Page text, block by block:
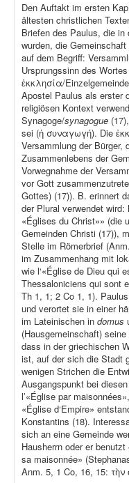
Den Auftakt im ersten
ältesten christlichen
Briefen des Paulus, die
wurden, die
auf dem Begriff:
Ursprungssinn des Wortes
ἐκκλησία/
Apostel Paulus als erster
religiösen Kontext
Synagoge/synagogue
sei (ἡ συναγωγή). Die
Versammlung der
Zusammenlebens der
Vorwegnahme der
vor Gott
Gottes) (17)). B. erinnert
der Plural verwendet wird:
«Églises du Christ»» (die
Gemeinden Christi (17)),
Stelle im Römerbrief
im Zusammenhang mit
wie l‘«Église de Dieu qui
Thessaloniciens qui sont
Th 1, 1; 2 Co 1, 1).
und verortet sie in einer
im Lateinischen in domus
(Hausgemeinschaft)
dass in der griechischen
ist, auf der sich die Stadt
wenigen Strichen die
Ausgangspunkt bei diesen
l’«Église par
«Église d‘Empire»
Konstantins (18).
sich an eine Gemeinde
Hausherrn oder er
sa maisonnée»
Anm. 5, 1 Co, 16, 15: